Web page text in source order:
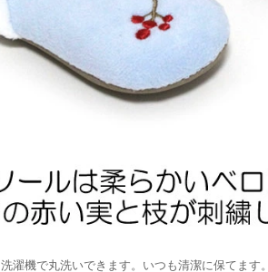
洗濯機で丸洗いできます。いつも清潔に保てます。